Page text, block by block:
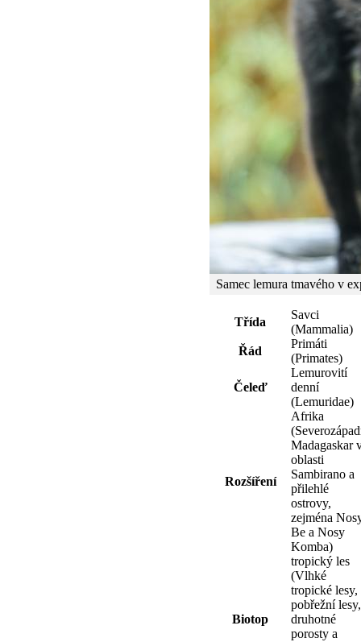
Samec lemura tmavého v
Třída
Savci
(Mammalia)
Řád
Primáti
(Primates)
Čeleď
Lemurovití
denní
(Lemuridae)
Rozšíření
Afrika
Madagaskar
oblasti
Sambirano a
přilehlé
ostrovy,
zejména
Be a Nosy
Komba)
Biotop
tropický les
(Vlhké
tropické lesy,
pobřežní lesy,
druhotné
porosty a